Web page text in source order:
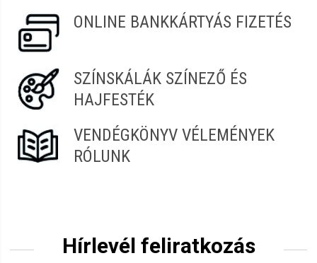
ONLINE BANKKÁRTYÁS FIZETÉS
SZÍNSKÁLÁK SZÍNEZŐ ÉS
HAJFESTÉK
VENDÉGKÖNYV VÉLEMÉNYEK
RÓLUNK
Hírlevél feliratkozás